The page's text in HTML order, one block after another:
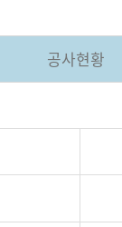
공사현황